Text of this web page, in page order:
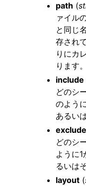
path (
ァイル
と同じ
存され
りにカ
ります。
include
どのシ
のよう
あるい
exclude
どのシ
ように
るいは
layout (